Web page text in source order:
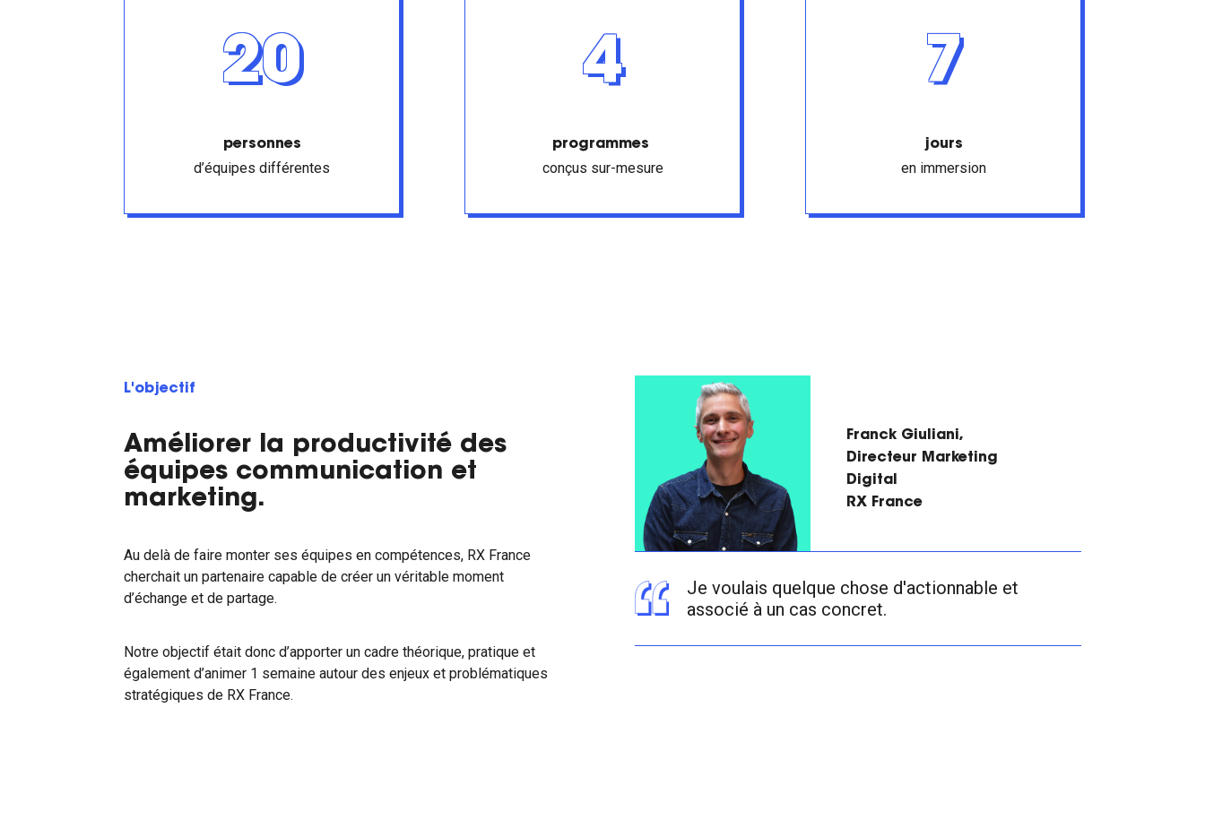
20
personnes
d’équipes différentes
4
programmes
conçus sur-mesure
7
jours
en immersion
L'objectif
Améliorer la productivité des
équipes communication et
marketing.
Au delà de faire monter ses équipes en compétences, RX France
cherchait un partenaire capable de créer un véritable moment
d’échange et de partage.
Notre objectif était donc d’apporter un cadre théorique, pratique et
également d’animer 1 semaine autour des enjeux et problématiques
stratégiques de RX France.
Franck Giuliani,
Directeur Marketing
Digital
RX France
Je voulais quelque chose d'actionnable et
associé à un cas concret.